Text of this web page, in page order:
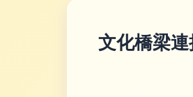
文化橋梁